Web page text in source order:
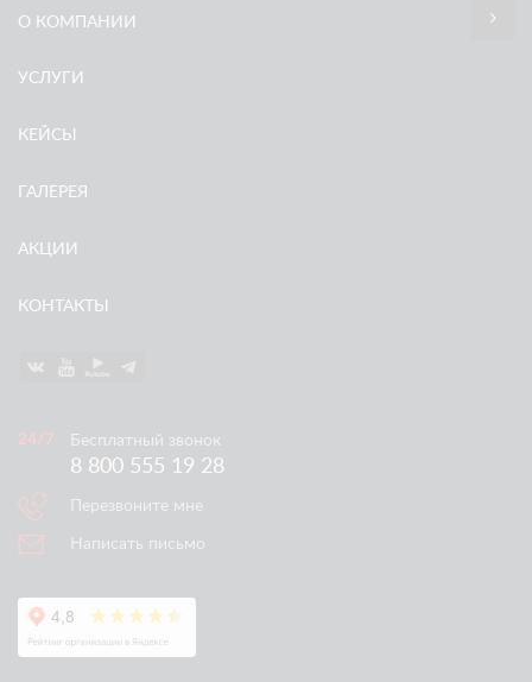
О КОМПАНИИ
УСЛУГИ
КЕЙСЫ
ГАЛЕРЕЯ
АКЦИИ
КОНТАКТЫ
Бесплатный звонок
8 800 555 19 28
Перезвоните мне
Написать письмо